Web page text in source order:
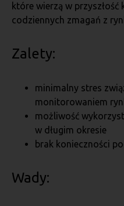
które wierzą w
codziennych zmagań z
Zalety:
minimalny stres
monitorowaniem
możliwość
w długim okresie
brak konieczności
Wady: